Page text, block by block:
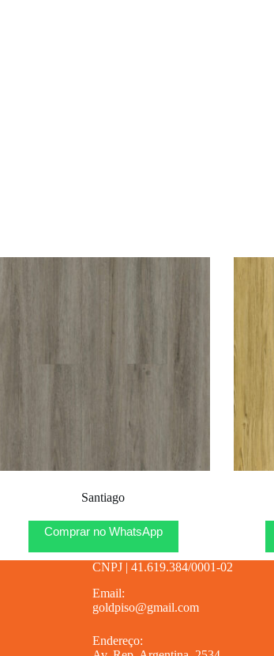
Santiago
Comprar no WhatsApp
CNPJ | 41.619.384/0001-02
Email:
goldpiso@gmail.com
Endereço: